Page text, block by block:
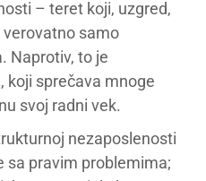
– teret koji, uzgred,
samo
Naprotiv, to je
koji sprečava mnoge
svoj radni vek.
nezaposlenosti
sa pravim problemima;